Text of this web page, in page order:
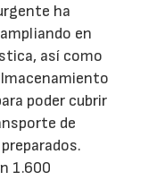
ha
en
así como
poder cubrir
de
1.600